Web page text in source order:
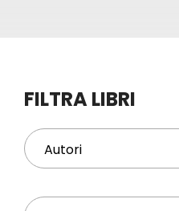
FILTRA LIBRI